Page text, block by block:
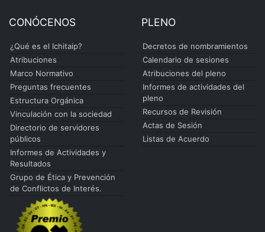
CONÓCENOS
¿Qué es el Ichitaip?
Atribuciones
Marco Normativo
Preguntas frecuentes
Estructura Orgánica
Vinculación con la sociedad
Directorio de servidores
públicos
Informes de Actividades y
Resultados
Grupo de Ética y Prevención
de Conflictos de Interés.
PLENO
Decretos de nombramientos
Calendario de sesiones
Atribuciones del pleno
Informes de actividades del
pleno
Recursos de Revisión
Actas de Sesión
Listas de Acuerdo